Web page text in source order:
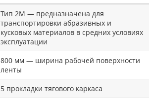
Тип 2М — предназначена для
транспортировки абразивных и
кусковых материалов в средних условиях
эксплуатации
800 мм — ширина рабочей поверхности
ленты
5 прокладки тягового каркаса